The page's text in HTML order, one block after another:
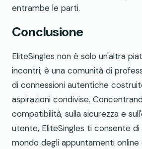
entrambe le parti.
Conclusione
EliteSingles non è solo un'altra
incontri; è una comunità di
di connessioni autentiche
aspirazioni condivise.
compatibilità, sulla sicurezza e
utente, EliteSingles ti consente di
mondo degli appuntamenti